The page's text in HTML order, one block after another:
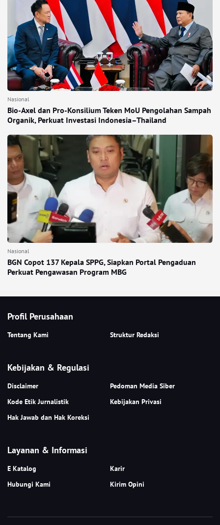
Nasional
Bio-Axel dan Pro-Konsilium Teken MoU Pengolahan Sampah
Organik, Perkuat Investasi Indonesia–Thailand
Nasional
BGN Copot 137 Kepala SPPG, Siapkan Portal Pengaduan
Perkuat Pengawasan Program MBG
Profil Perusahaan
Tentang Kami Struktur Redaksi
Kebijakan & Regulasi
Disclaimer
Pedoman Media Siber
Kode Etik Jurnalistik
Kebijakan Privasi
Hak Jawab dan Hak Koreksi
Layanan & Informasi
E Katalog
Karir
Hubungi Kami
Kirim Opini